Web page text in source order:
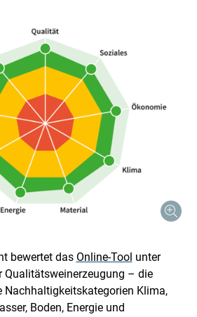
bewertet das Online-Tool unter
Qualitätsweinerzeugung – die
Nachhaltigkeitskategorien Klima,
Boden, Energie und